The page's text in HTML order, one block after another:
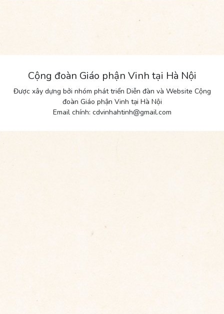
Cộng đoàn Giáo phận Vinh tại Hà Nội
Được xây dựng bởi nhóm phát triển Diễn đàn và Website Cộng
đoàn Giáo phận Vinh tại Hà Nội
Email chính: cdvinhahtinh@gmail.com